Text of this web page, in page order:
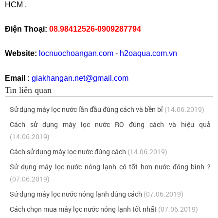
HCM .
Điện Thoại: 08.98412526-0909287794
Website: locnuochoangan.com - h2oaqua.com.vn
Email : giakhangan.net@gmail.com
Tin liên quan
Sử dụng máy lọc nước lần đầu đúng cách và bền bỉ (14.06.2019)
Cách sử dụng máy lọc nước RO đúng cách và hiệu quả
(14.06.2019)
Cách sử dụng máy lọc nước đúng cách (14.06.2019)
Sử dụng máy lọc nước nóng lạnh có tốt hơn nước đóng bình ?
(07.06.2019)
Sử dụng máy lọc nước nóng lạnh đúng cách (07.06.2019)
Cách chọn mua máy lọc nước nóng lạnh tốt nhất (07.06.2019)